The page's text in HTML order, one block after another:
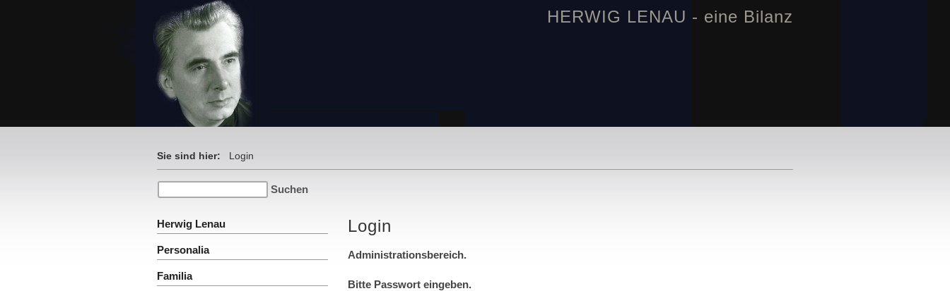
HERWIG LENAU - eine Bilanz
Sie sind hier: Login
Login
Administrationsbereich.
Bitte Passwort eingeben.
Herwig Lenau
Personalia
Familia